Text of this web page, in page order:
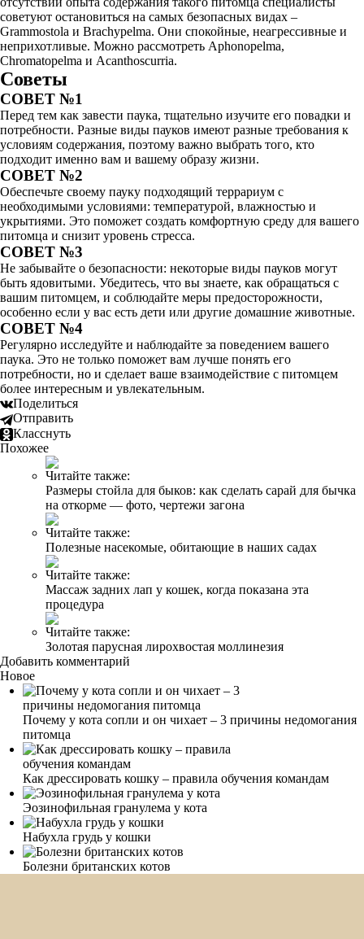
советуют остановиться на самых безопасных видах –
Grammostola и Brachypelma. Они спокойные, неагрессивные и
неприхотливые. Можно рассмотреть Aphonopelma,
Chromatopelma и Acanthoscurria.
Советы
СОВЕТ №1
Перед тем как завести паука, тщательно изучите его повадки и
потребности. Разные виды пауков имеют разные требования к
условиям содержания, поэтому важно выбрать того, кто
подходит именно вам и вашему образу жизни.
СОВЕТ №2
Обеспечьте своему пауку подходящий террариум с
необходимыми условиями: температурой, влажностью и
укрытиями. Это поможет создать комфортную среду для вашего
питомца и снизит уровень стресса.
СОВЕТ №3
Не забывайте о безопасности: некоторые виды пауков могут
быть ядовитыми. Убедитесь, что вы знаете, как обращаться с
вашим питомцем, и соблюдайте меры предосторожности,
особенно если у вас есть дети или другие домашние животные.
СОВЕТ №4
Регулярно исследуйте и наблюдайте за поведением вашего
паука. Это не только поможет вам лучше понять его
потребности, но и сделает ваше взаимодействие с питомцем
более интересным и увлекательным.
Поделиться
Отправить
Класснуть
Похожее
Читайте также:
Размеры стойла для быков: как сделать сарай для бычка
на откорме — фото, чертежи загона
Читайте также:
Полезные насекомые, обитающие в наших садах
Читайте также:
Массаж задних лап у кошек, когда показана эта
процедура
Читайте также:
Золотая парусная лирохвостая моллинезия
Добавить комментарий
Новое
Почему у кота сопли и он чихает – 3 причины недомогания
питомца
Как дрессировать кошку – правила обучения командам
Эозинофильная гранулема у кота
Набухла грудь у кошки
Болезни британских котов